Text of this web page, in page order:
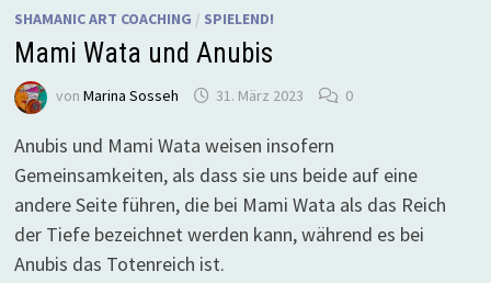
SHAMANIC ART COACHING / SPIELEND!
Mami Wata und Anubis
von Marina Sosseh 31. März 2023 0
Anubis und Mami Wata weisen insofern
Gemeinsamkeiten, als dass sie uns beide auf eine
andere Seite führen, die bei Mami Wata als das Reich
der Tiefe bezeichnet werden kann, während es bei
Anubis das Totenreich ist.